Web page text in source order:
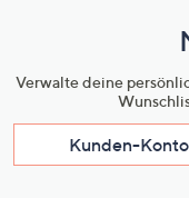
Verwalte deine
Kunden-Konto